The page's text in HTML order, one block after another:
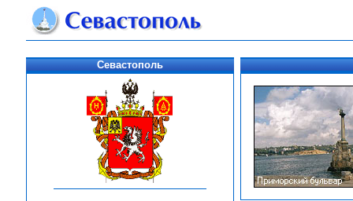
Севастополь